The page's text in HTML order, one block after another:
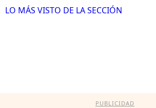
LO MÁS VISTO DE LA SECCIÓN
PUBLICIDAD